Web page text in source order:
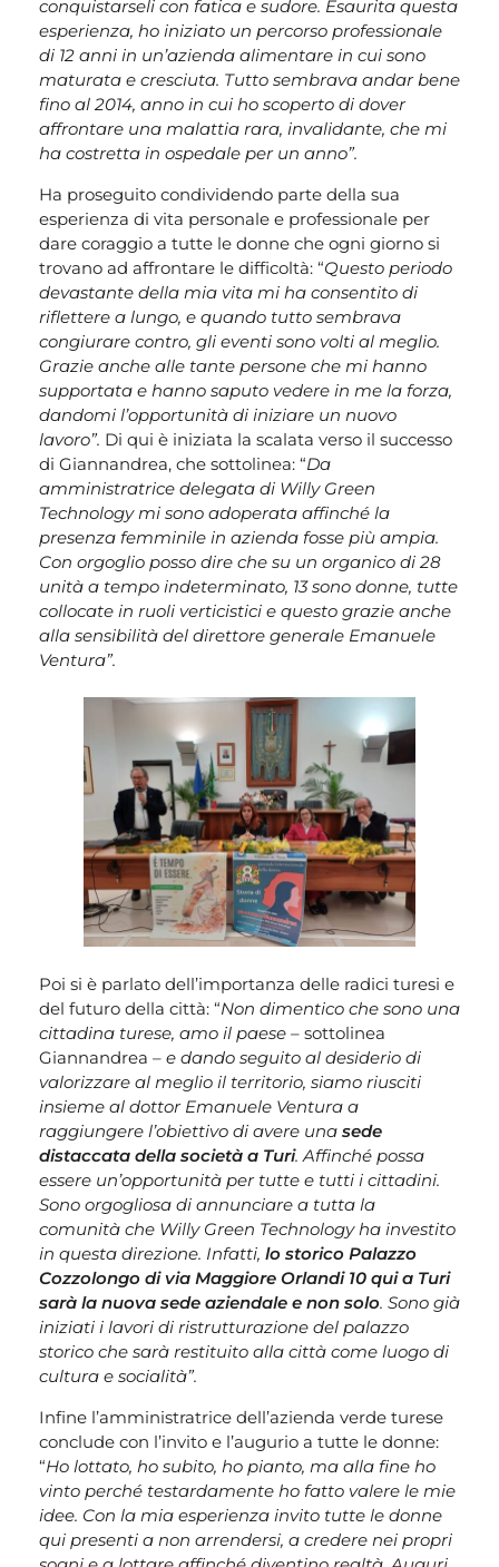
conquistarseli con fatica e sudore. Esaurita questa
esperienza, ho iniziato un percorso professionale
di 12 anni in un’azienda alimentare in cui sono
maturata e cresciuta. Tutto sembrava andar bene
fino al 2014, anno in cui ho scoperto di dover
affrontare una malattia rara, invalidante, che mi
ha costretta in ospedale per un anno”.
Ha proseguito condividendo parte della sua
esperienza di vita personale e professionale per
dare coraggio a tutte le donne che ogni giorno si
trovano ad affrontare le difficoltà: “Questo periodo
devastante della mia vita mi ha consentito di
riflettere a lungo, e quando tutto sembrava
congiurare contro, gli eventi sono volti al meglio.
Grazie anche alle tante persone che mi hanno
supportata e hanno saputo vedere in me la forza,
dandomi l’opportunità di iniziare un nuovo
lavoro”. Di qui è iniziata la scalata verso il successo
di Giannandrea, che sottolinea: “Da
amministratrice delegata di Willy Green
Technology mi sono adoperata affinché la
presenza femminile in azienda fosse più ampia.
Con orgoglio posso dire che su un organico di 28
unità a tempo indeterminato, 13 sono donne, tutte
collocate in ruoli verticistici e questo grazie anche
alla sensibilità del direttore generale Emanuele
Ventura”.
Poi si è parlato dell’importanza delle radici turesi e
del futuro della città: “Non dimentico che sono una
cittadina turese, amo il paese – sottolinea
Giannandrea – e dando seguito al desiderio di
valorizzare al meglio il territorio, siamo riusciti
insieme al dottor Emanuele Ventura a
raggiungere l’obiettivo di avere una sede
distaccata della società a Turi. Affinché possa
essere un’opportunità per tutte e tutti i cittadini.
Sono orgogliosa di annunciare a tutta la
comunità che Willy Green Technology ha investito
in questa direzione. Infatti, lo storico Palazzo
Cozzolongo di via Maggiore Orlandi 10 qui a Turi
sarà la nuova sede aziendale e non solo. Sono già
iniziati i lavori di ristrutturazione del palazzo
storico che sarà restituito alla città come luogo di
cultura e socialità”.
Infine l’amministratrice dell’azienda verde turese
conclude con l’invito e l’augurio a tutte le donne:
“Ho lottato, ho subito, ho pianto, ma alla fine ho
vinto perché testardamente ho fatto valere le mie
idee. Con la mia esperienza invito tutte le donne
qui presenti a non arrendersi, a credere nei propri